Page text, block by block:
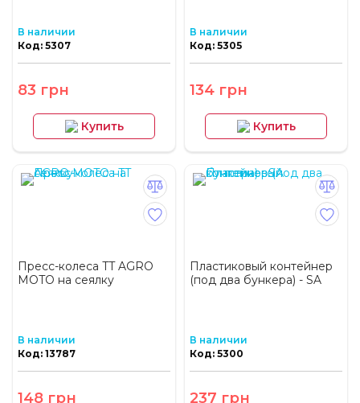
В наличии
Код: 5307
83 грн
Купить
В наличии
Код: 5305
134 грн
Купить
Пресс-колеса TT AGRO
MOTO на сеялку
В наличии
Код: 13787
148 грн
Пластиковый контейнер
(под два бункера) - SA
В наличии
Код: 5300
237 грн